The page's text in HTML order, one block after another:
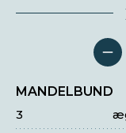
MANDELBUND
3